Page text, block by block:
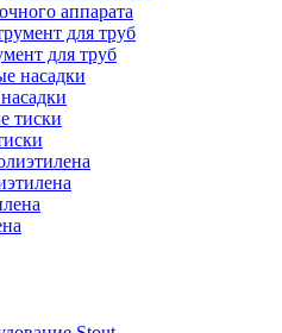
аппарата
для труб